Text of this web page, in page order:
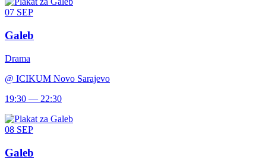
07 SEP
Galeb
Drama
@ ICIKUM Novo Sarajevo
19:30 — 22:30
08 SEP
Galeb